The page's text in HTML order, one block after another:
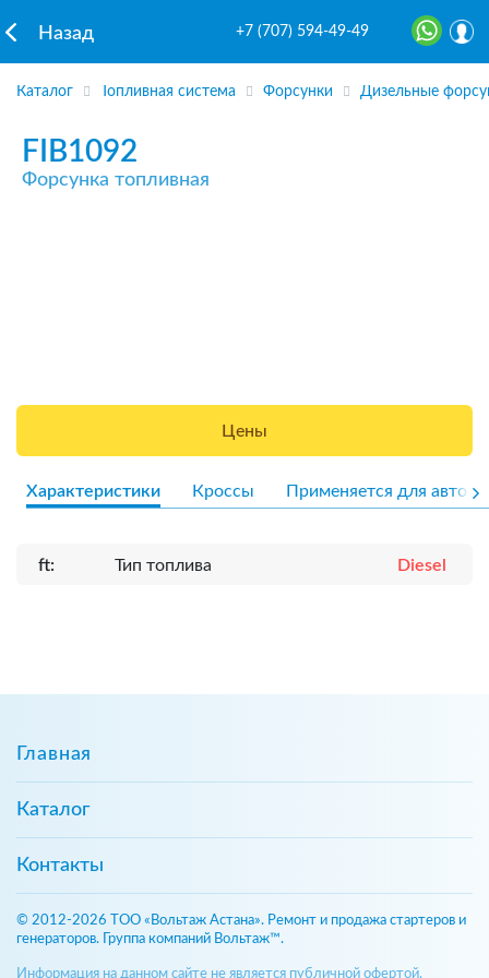
Назад +7 (707) 594-49-49
Каталог Топливная система Форсунки Дизельные
FIB1092
Форсунка топливная
Цены
Характеристики Кроссы Применяется для авто
ft: Тип топлива Diesel
Главная
Каталог
Контакты
© 2012-2026 ТОО «Вольтаж Астана». Ремонт и продажа стартеров и
генераторов. Группа компаний Вольтаж™.
Информация на данном сайте не является публичной офертой,